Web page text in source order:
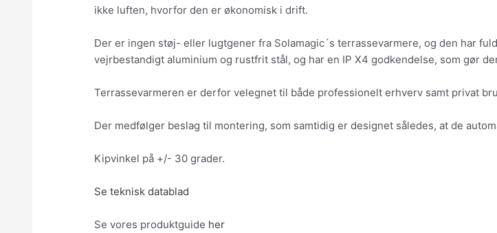
ikke luften, hvorfor den er økonomisk i drift.
Der er ingen støj- eller lugtgener fra Solamagic´s terrassevarmere, og den har
vejrbestandigt aluminium og rustfrit stål, og har en IP X4 godkendelse, som gør
Terrassevarmeren er derfor velegnet til både professionelt erhverv samt privat
Der medfølger beslag til montering, som samtidig er designet således, at de
Kipvinkel på +/- 30 grader.
Se teknisk datablad
Se vores produktguide her